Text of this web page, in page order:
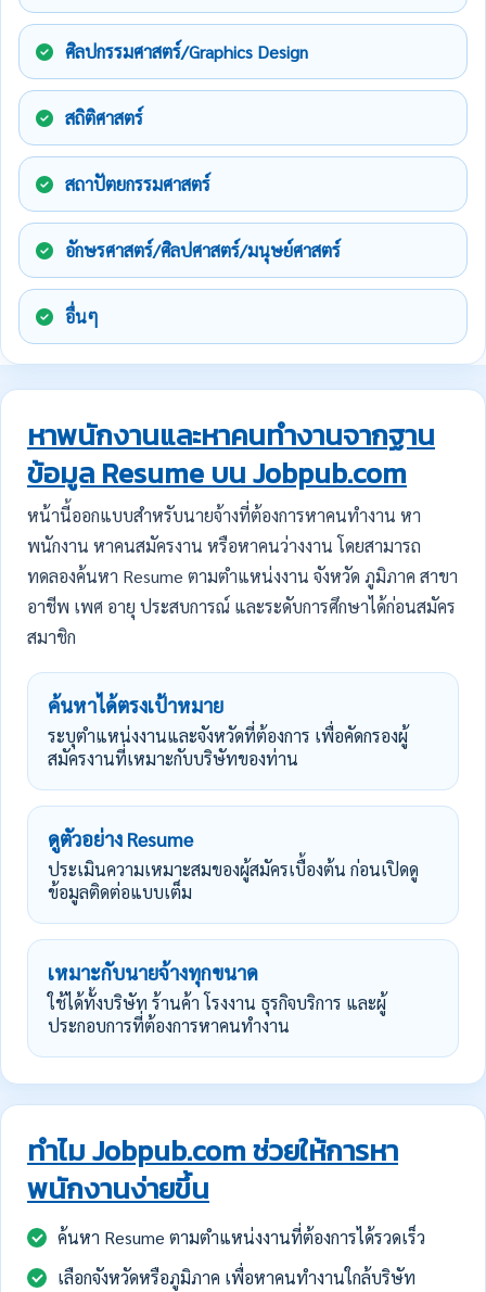
ศิลปกรรมศาสตร์/Graphics Design
สถิติศาสตร์
สถาปัตยกรรมศาสตร์
อักษรศาสตร์/ศิลปศาสตร์/มนุษย์ศาสตร์
อื่นๆ
หาพนักงานและหาคนทำงานจากฐาน
ข้อมูล Resume บน Jobpub.com
หน้านี้ออกแบบสำหรับนายจ้างที่ต้องการหาคนทำงาน หา
พนักงาน หาคนสมัครงาน หรือหาคนว่างงาน โดยสามารถ
ทดลองค้นหา Resume ตามตำแหน่งงาน จังหวัด ภูมิภาค สาขา
อาชีพ เพศ อายุ ประสบการณ์ และระดับการศึกษาได้ก่อนสมัคร
สมาชิก
ค้นหาได้ตรงเป้าหมาย
ระบุตำแหน่งงานและจังหวัดที่ต้องการ เพื่อคัดกรองผู้
สมัครงานที่เหมาะกับบริษัทของท่าน
ดูตัวอย่าง Resume
ประเมินความเหมาะสมของผู้สมัครเบื้องต้น ก่อนเปิดดู
ข้อมูลติดต่อแบบเต็ม
เหมาะกับนายจ้างทุกขนาด
ใช้ได้ทั้งบริษัท ร้านค้า โรงงาน ธุรกิจบริการ และผู้
ประกอบการที่ต้องการหาคนทำงาน
ทำไม Jobpub.com ช่วยให้การหา
พนักงานง่ายขึ้น
ค้นหา Resume ตามตำแหน่งงานที่ต้องการได้รวดเร็ว
เลือกจังหวัดหรือภูมิภาค เพื่อหาคนทำงานใกล้บริษัท